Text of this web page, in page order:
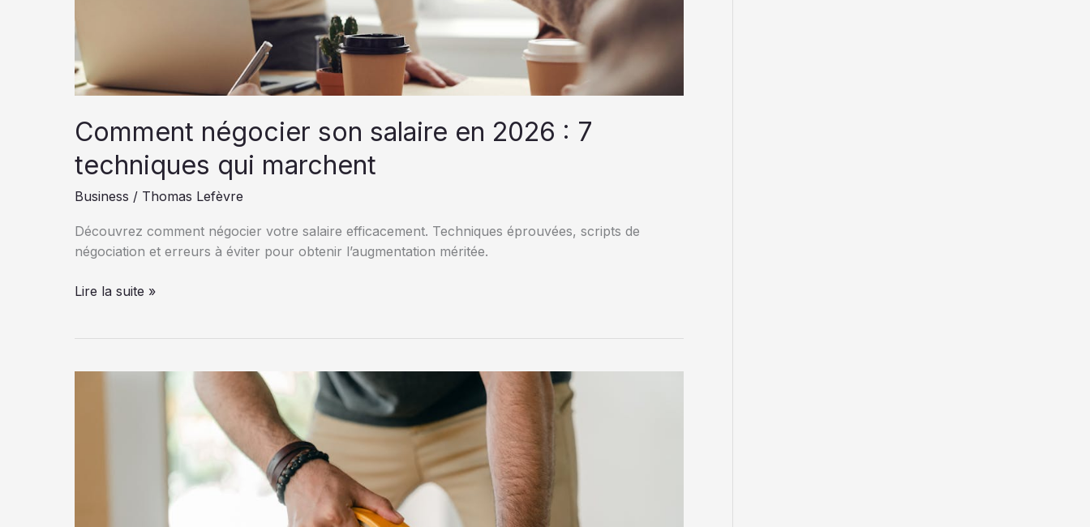
Comment négocier son salaire en 2026 : 7
techniques qui marchent
Business / Thomas Lefèvre
Découvrez comment négocier votre salaire efficacement. Techniques éprouvées, scripts de
négociation et erreurs à éviter pour obtenir l’augmentation méritée.
Comment
en
Lire la suite »